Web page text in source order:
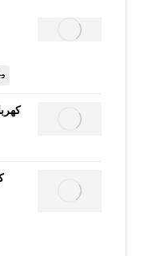
كهربائي